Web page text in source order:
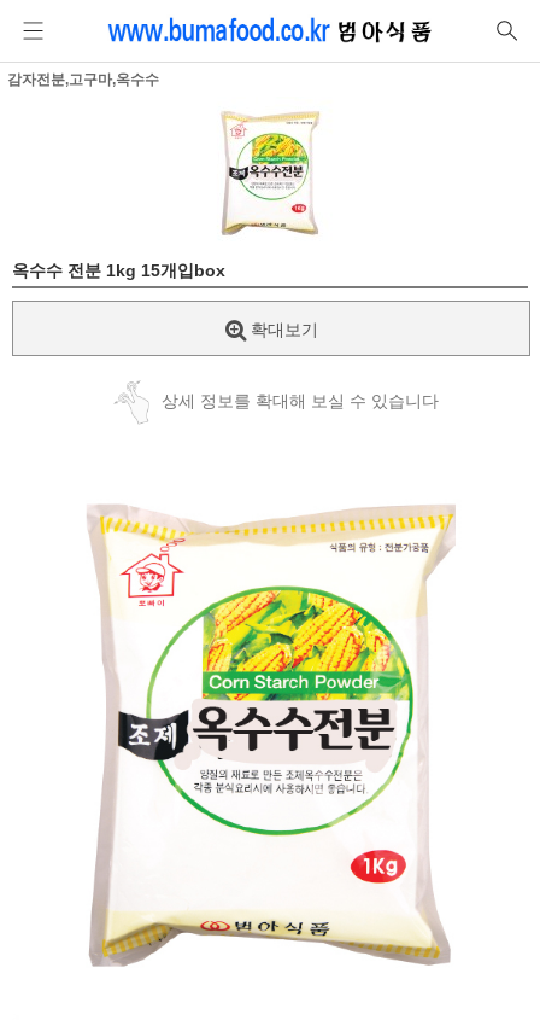
감자전분,고구마,옥수수
옥수수 전분 1kg 15개입box
확대보기
상세 정보를 확대해 보실 수 있습니다